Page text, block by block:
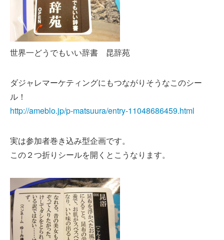
世界一どうでもいい辞書 昆辞苑
ダジャレマーケティングにもつながりそうなこのシー
ル！
http://ameblo.jp/p-matsuura/entry-11048686459.html
実は参加者巻き込み型企画です。
この２つ折りシールを開くとこうなります。